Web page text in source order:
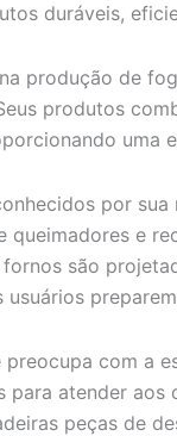
duráveis,
produção de
produtos
uma
por
queimadores e
são
com a
para atender
peças de